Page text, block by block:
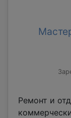
Ремонт и